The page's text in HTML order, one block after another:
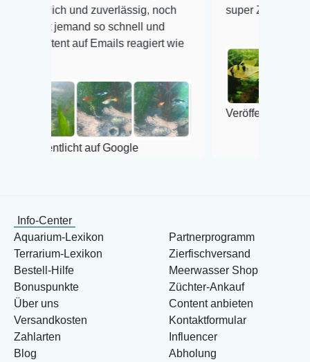
und zuverlässig, noch
so schnell und
auf Emails reagiert wie
auf Google
super Zustand. Gerne wieder
Veröffentlicht auf Google
Info-Center
Aquarium-Lexikon
Terrarium-Lexikon
Bestell-Hilfe
Bonuspunkte
Über uns
Versandkosten
Zahlarten
Blog
Partnerprogramm
Zierfischversand
Meerwasser Shop
Züchter-Ankauf
Content anbieten
Kontaktformular
Influencer
Abholung